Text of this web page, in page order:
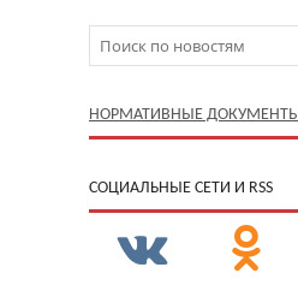
НОРМАТИВНЫЕ ДОКУМЕНТЫ
CОЦИАЛЬНЫЕ СЕТИ И RSS